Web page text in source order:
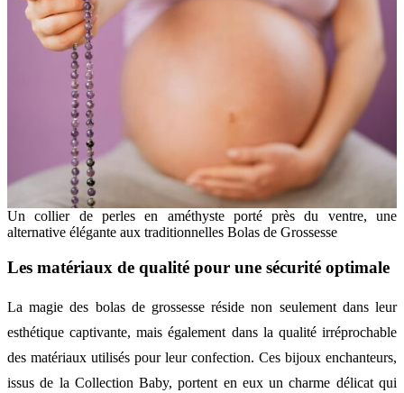
Un collier de perles en améthyste porté près du ventre, une
alternative élégante aux traditionnelles Bolas de Grossesse
Les matériaux de qualité pour une sécurité optimale
La magie des bolas de grossesse réside non seulement dans leur
esthétique captivante, mais également dans la qualité irréprochable
des matériaux utilisés pour leur confection. Ces bijoux enchanteurs,
issus de la Collection Baby, portent en eux un charme délicat qui